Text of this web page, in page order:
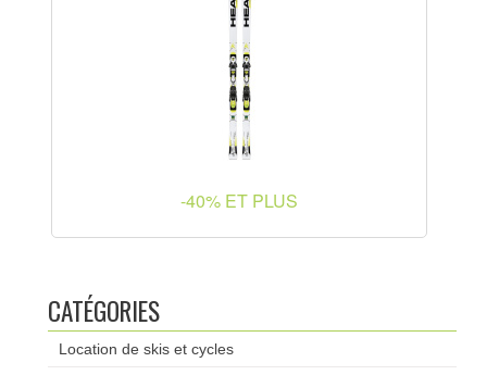
-40% ET PLUS
CATÉGORIES
Location de skis et cycles